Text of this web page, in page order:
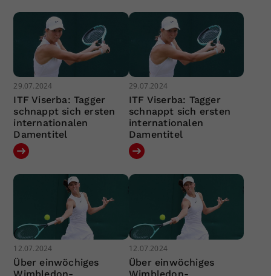
29.07.2024
ITF Viserba: Tagger
schnappt sich ersten
internationalen
Damentitel
29.07.2024
ITF Viserba: Tagger
schnappt sich ersten
internationalen
Damentitel
12.07.2024
Über einwöchiges
12.07.2024
Über einwöchiges